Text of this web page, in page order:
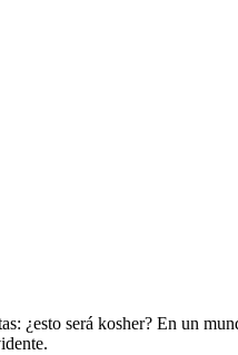
¿esto será kosher? En un